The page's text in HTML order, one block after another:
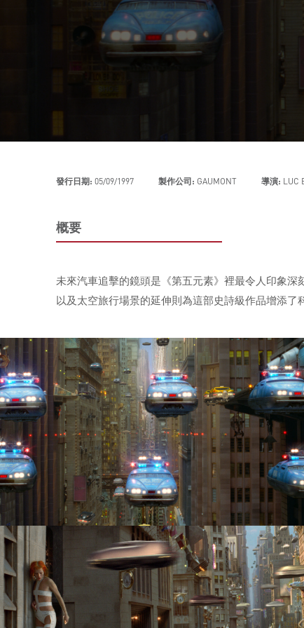
發行日期: 05/09/1997 製作公司: GAUMONT 導演: LUC
概要
未來汽車追擊的鏡頭是《第五元素》裡最令人印象
以及太空旅行場景的延伸則為這部史詩級作品增添了